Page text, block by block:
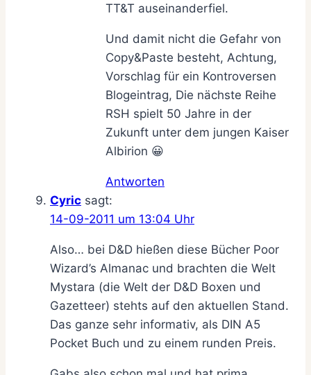
TT&T auseinanderfiel.
Und damit nicht die Gefahr von
Copy&Paste besteht, Achtung,
Vorschlag für ein Kontroversen
Blogeintrag, Die nächste Reihe
RSH spielt 50 Jahre in der
Zukunft unter dem jungen Kaiser
Albirion 😀
Antworten
Cyric sagt:
14-09-2011 um 13:04 Uhr
Also… bei D&D hießen diese Bücher Poor
Wizard’s Almanac und brachten die Welt
Mystara (die Welt der D&D Boxen und
Gazetteer) stehts auf den aktuellen Stand.
Das ganze sehr informativ, als DIN A5
Pocket Buch und zu einem runden Preis.